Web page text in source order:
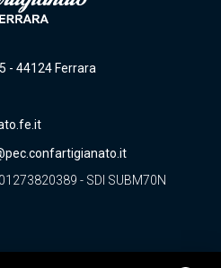
- 44124 Ferrara
- SDI SUBM70N